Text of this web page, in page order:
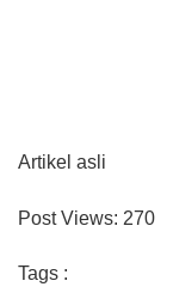
Artikel asli
Post Views: 270
Tags :